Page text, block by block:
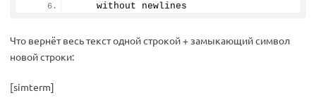
    without newlines
Что вернёт весь текст одной строкой + замыкающий символ
новой строки:
[simterm]